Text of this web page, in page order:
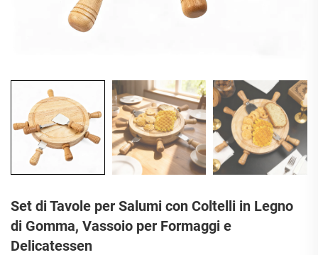
Set di Tavole per Salumi con Coltelli in Legno
di Gomma, Vassoio per Formaggi e
Delicatessen